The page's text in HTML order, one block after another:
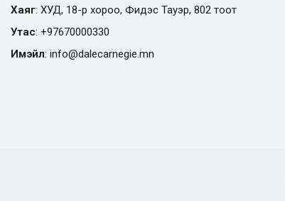
Хаяг: ХУД, 18-р хороо, Фидэс Тауэр, 802 тоот
Утас: +97670000330
Имэйл: info@dalecarnegie.mn